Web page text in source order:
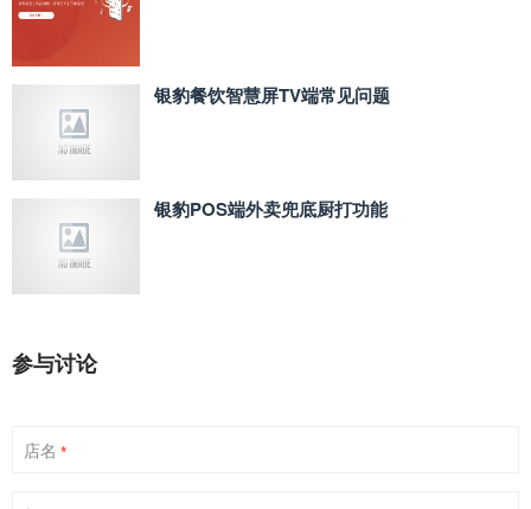
银豹餐饮智慧屏TV端常见问题
银豹POS端外卖兜底厨打功能
参与讨论
店名 *